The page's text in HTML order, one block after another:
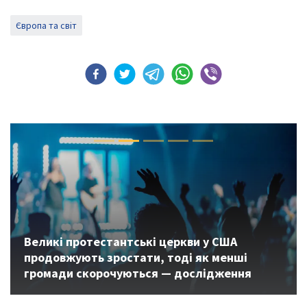
Європа та світ
Великі протестантські церкви у США
продовжують зростати, тоді як менші
громади скорочуються — дослідження
Previous Next